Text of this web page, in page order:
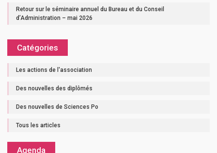
Retour sur le séminaire annuel du Bureau et du Conseil
d’Administration – mai 2026
Catégories
Les actions de l'association
Des nouvelles des diplômés
Des nouvelles de Sciences Po
Tous les articles
Agenda